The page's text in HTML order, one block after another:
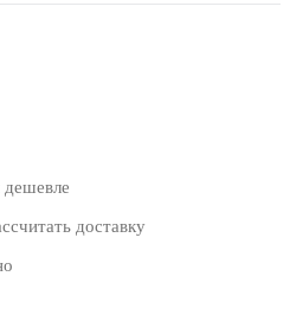
доставку